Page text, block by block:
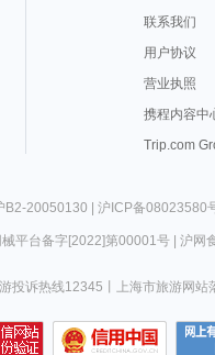
联系我们
用户协议
营业执照
携程内容中
Trip.com
B2-20050130 | 沪ICP备08023580
械平台备字[2022]第00001号| 沪网
投诉热线12345 上海市旅游网